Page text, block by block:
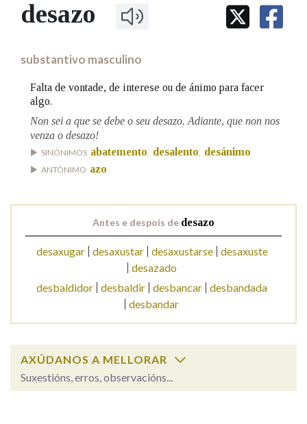
IDENTIDADE CORPORATIVA
MARCIAL DEL ADALID
FIGURAS HOMENAXEADAS
PRIMAVERA DAS LETRAS
Facebook
TwitterYoutubeInstagramBluesky
BUSCAR NOS LEMAS
Remata por
Contén
Nas definicións
Nos exemplos
Na fraseoloxía
desazo
substantivo masculino
Falta de vontade, de interese ou de ánimo para facer
algo.
Non sei a que se debe o seu desazo. Adiante, que non nos
venza o desazo!
SINÓNIMOS abatemento desalento desánimo
ANTÓNIMO azo
Antes e despois de desazo
desaxugar desaxustar desaxustarse
desaxuste
desazado
desbaldidor desbaldir desbancar desbandada
desbandar
AXÚDANOS A MELLORAR
Suxestións, erros, observacións...